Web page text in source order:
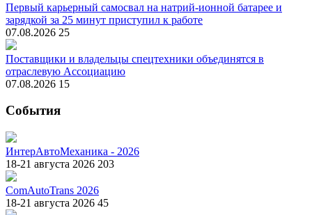
Первый карьерный самосвал на натрий-ионной батарее и
зарядкой за 25 минут приступил к работе
07.08.2026 25
Поставщики и владельцы спецтехники объединятся в
отраслевую Ассоциацию
07.08.2026 15
События
ИнтерАвтоМеханика - 2026
18-21 августа 2026 203
ComAutoTrans 2026
18-21 августа 2026 45